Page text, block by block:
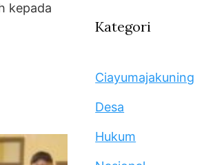
kepada
Kategori
Ciayumajakuning
Desa
Hukum